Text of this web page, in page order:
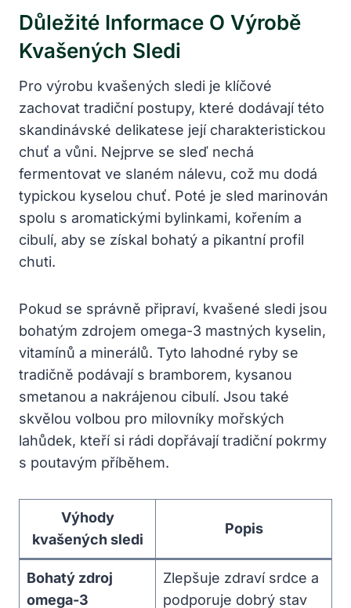
Důležité Informace O Výrobě
Kvašených Sledi
Pro výrobu kvašených sledi je klíčové
zachovat tradiční postupy, které dodávají této
skandinávské delikatese její charakteristickou
chuť a vůni. Nejprve se sleď nechá
fermentovat ve slaném nálevu, což mu dodá
typickou kyselou chuť. Poté je sled marinován
spolu s aromatickými bylinkami, kořením a
cibulí, aby se získal bohatý a pikantní profil
chuti.
Pokud se správně připraví, kvašené sledi jsou
bohatým zdrojem omega-3 mastných kyselin,
vitamínů a minerálů. Tyto lahodné ryby se
tradičně podávají s bramborem, kysanou
smetanou a nakrájenou cibulí. Jsou také
skvělou volbou pro milovníky mořských
lahůdek, kteří si rádi dopřávají tradiční pokrmy
s poutavým příběhem.
Výhody
kvašených sledi
Popis
Bohatý zdroj
omega-3
Zlepšuje zdraví srdce a
podporuje dobrý stav